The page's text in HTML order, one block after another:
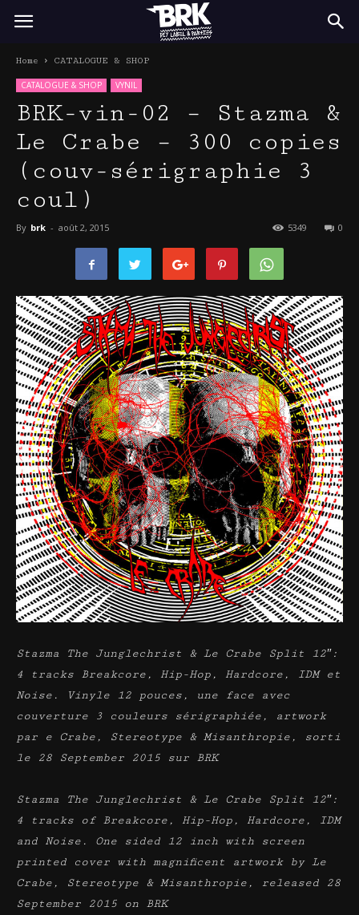
BRK
Home CATALOGUE & SHOP
CATALOGUE & SHOP VYNIL
BRK-vin-02 – Stazma &
Le Crabe – 300 copies
(couv-sérigraphie 3
coul)
By brk - août 2, 2015 0
5349
Stazma The Junglechrist & Le Crabe Split 12″:
4 tracks Breakcore, Hip-Hop, Hardcore, IDM et
Noise. Vinyle 12 pouces, une face avec
couverture 3 couleurs sérigraphiée, artwork
par e Crabe, Stereotype & Misanthropie, sorti
le 28 September 2015 sur BRK
Stazma The Junglechrist & Le Crabe Split 12″:
4 tracks of Breakcore, Hip-Hop, Hardcore, IDM
and Noise. One sided 12 inch with screen
printed cover with magnificent artwork by Le
Crabe, Stereotype & Misanthropie, released 28
September 2015 on BRK